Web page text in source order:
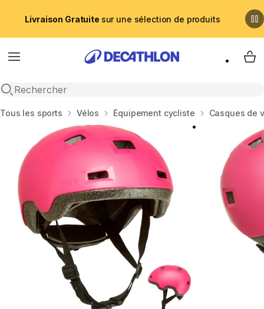
Livraison Gratuite sur une sélection de produits
Menu
Recherche ouverte
My
Accueil
Tous les sports Vélos Équipement cycliste Casques de